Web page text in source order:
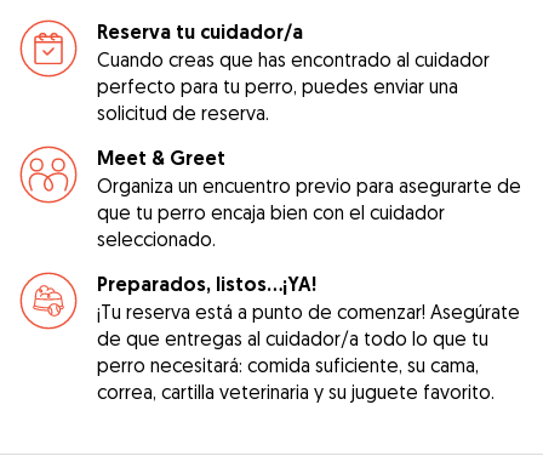
Reserva tu cuidador/a
Cuando creas que has encontrado al cuidador
perfecto para tu perro, puedes enviar una
solicitud de reserva.
Meet & Greet
Organiza un encuentro previo para asegurarte de
que tu perro encaja bien con el cuidador
seleccionado.
Preparados, listos...¡YA!
¡Tu reserva está a punto de comenzar! Asegúrate
de que entregas al cuidador/a todo lo que tu
perro necesitará: comida suficiente, su cama,
correa, cartilla veterinaria y su juguete favorito.